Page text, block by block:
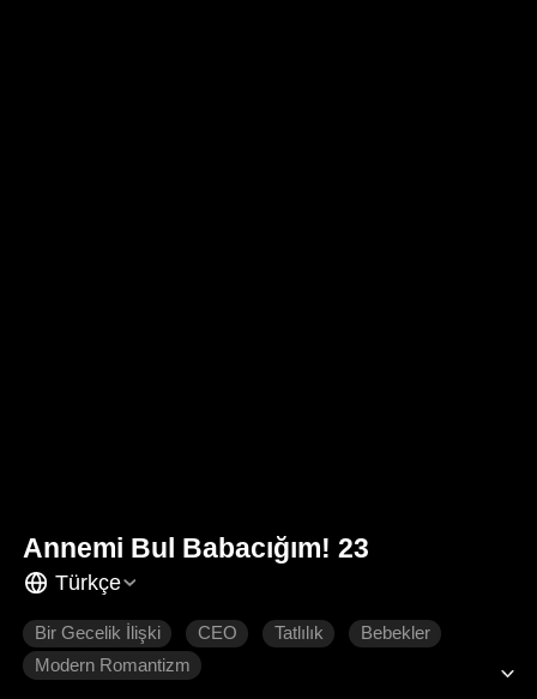
Annemi Bul Babacığım! 23
Türkçe
Bir Gecelik İlişki CEO Tatlılık
Bebekler
Modern Romantizm